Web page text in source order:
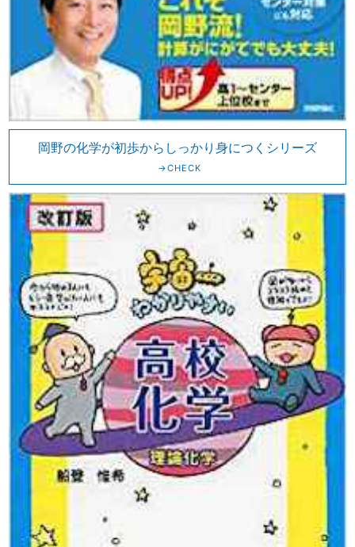
岡野の化学が初歩からしっかり身につくシリーズ